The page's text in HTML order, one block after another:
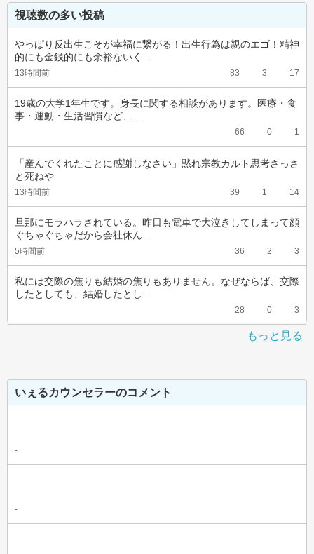
視聴数の多い投稿
やっぱり反出生こそが幸福に繋がる！出生行為は親のエゴ！精神
的にも金銭的にも余裕ないく…
13時間前 83 3 17
19歳の大学1年生です。身長に関する相談があります。医療・食
事・運動・生活習慣など、…
66 0 1
「産んでくれたことに感謝しなさい」黙れ宗教カルト思考さっさ
と死ねや
13時間前 39 1 14
旦那にモラハラされている。昨日も電車で大泣きしてしまって顔
ぐちゃぐちゃだから会社休ん…
5時間前 36 2 3
私には交際の焦りも結婚の焦りもありません。なぜならば、交際
したとしても、結婚したとし…
28 0 3
もっと見る
いぇるカウンセラーのコメント
-
-